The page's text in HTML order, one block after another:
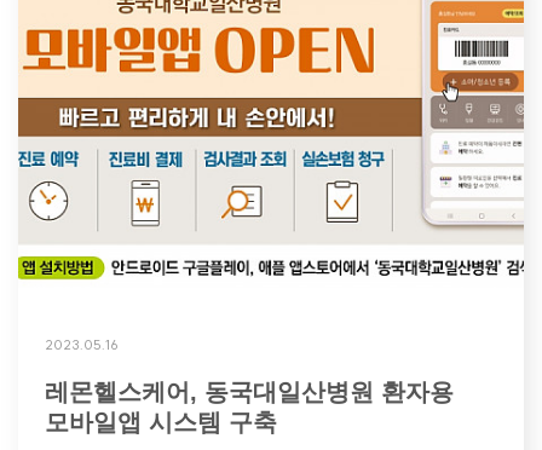
2023.05.16
레몬헬스케어, 동국대일산병원 환자용
모바일앱 시스템 구축